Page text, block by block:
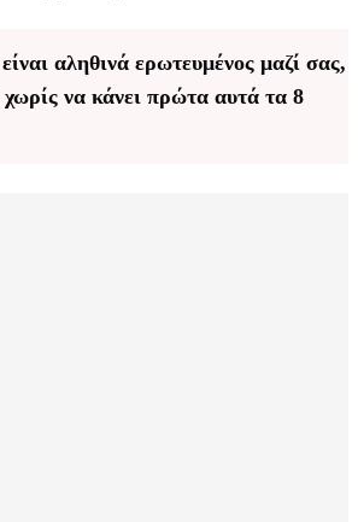
αληθινά ερωτευμένος μαζί σας,
χωρίς να κάνει πρώτα αυτά τα 8